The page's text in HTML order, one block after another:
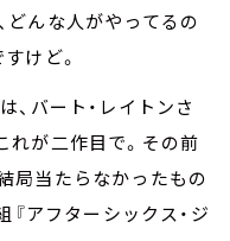
どんな人がやってるの
けど。
、バート・レイトンさ
れが二作目で。その前
局当たらなかったもの
『アフターシックス・ジ